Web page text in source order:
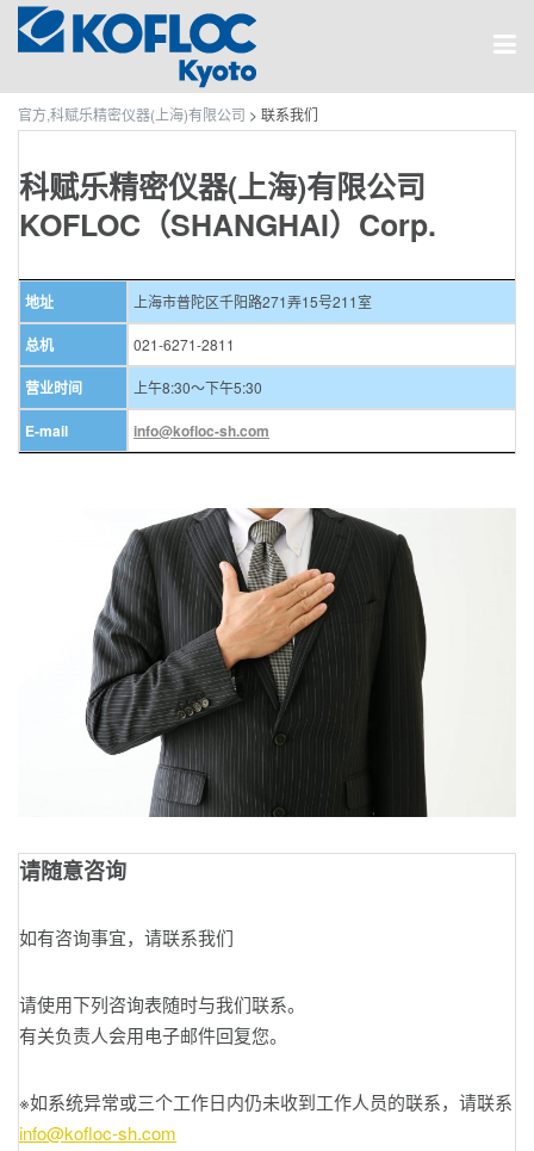
官方,科赋乐精密仪器(上海)有限公司 > 联系我们
科赋乐精密仪器(上海)有限公司
KOFLOC（SHANGHAI）Corp.
地址 上海市普陀区千阳路271弄15号211室
总机 021-6271-2811
营业时间 上午8:30～下午5:30
E-mail info@kofloc-sh.com
请随意咨询
如有咨询事宜，请联系我们
请使用下列咨询表随时与我们联系。
有关负责人会用电子邮件回复您。
※如系统异常或三个工作日内仍未收到工作人员的联系，请联系
info@kofloc-sh.com